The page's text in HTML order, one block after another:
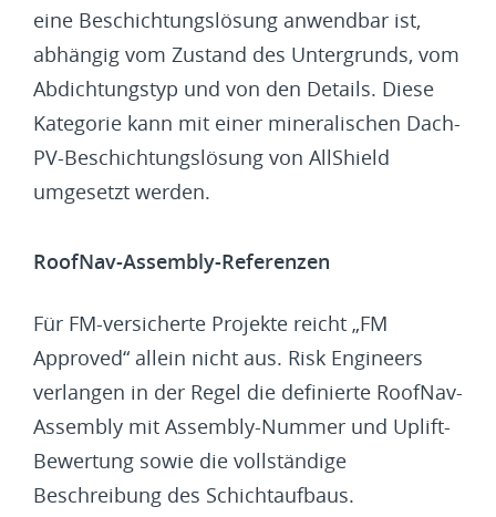
eine Beschichtungslösung anwendbar ist,
abhängig vom Zustand des Untergrunds, vom
Abdichtungstyp und von den Details. Diese
Kategorie kann mit einer mineralischen Dach-
PV-Beschichtungslösung von AllShield
umgesetzt werden.
RoofNav-Assembly-Referenzen
Für FM-versicherte Projekte reicht „FM
Approved“ allein nicht aus. Risk Engineers
verlangen in der Regel die definierte RoofNav-
Assembly mit Assembly-Nummer und Uplift-
Bewertung sowie die vollständige
Beschreibung des Schichtaufbaus.